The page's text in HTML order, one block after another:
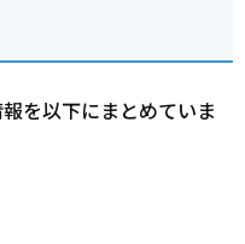
を以下にまとめていま